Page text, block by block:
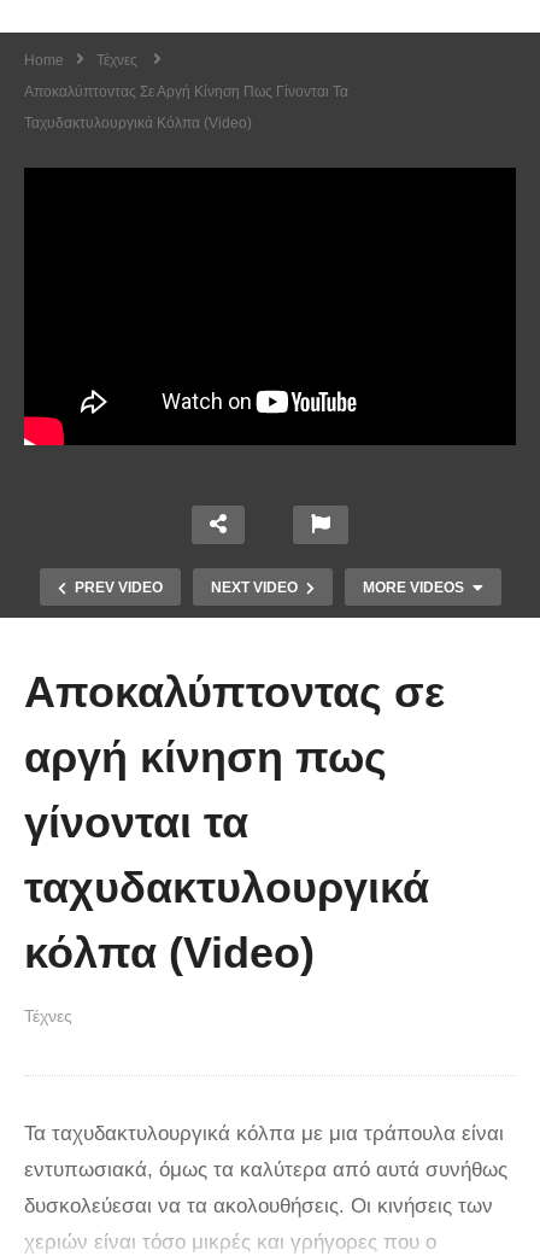
Home
Τέχνες
Αποκαλύπτοντας Σε Αργή Κίνηση Πως Γίνονται Τα
Ταχυδακτυλουργικά Κόλπα (Video)
PREV VIDEO NEXT VIDEO MORE VIDEOS
(video)
Αποκαλύπτοντας σε
αργή κίνηση πως
γίνονται τα
ταχυδακτυλουργικά
κόλπα (Video)
Τέχνες
Τα ταχυδακτυλουργικά κόλπα με μια τράπουλα είναι
εντυπωσιακά, όμως τα καλύτερα από αυτά συνήθως
δυσκολεύεσαι να τα ακολουθήσεις. Οι κινήσεις των
χεριών είναι τόσο μικρές και γρήγορες που ο